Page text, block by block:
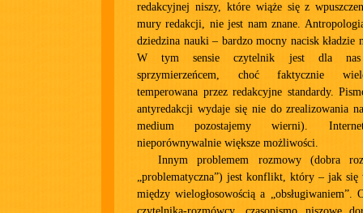
redakcyjnej niszy, które wiąże się z
mury redakcji, nie jest nam znane.
dziedzina nauki – bardzo mocny nacisk kładzie
W tym sensie czytelnik jest dla nas
sprzymierzeńcem, choć faktycznie
temperowana przez redakcyjne standardy.
antyredakcji wydaje się nie do zrealizowania
medium pozostajemy wierni).
nieporównywalnie większe możliwości.
Innym problemem rozmowy (dobra
„problematyczna”) jest konflikt, który – jak się
między wielogłosowością a „obsługiwaniem”.